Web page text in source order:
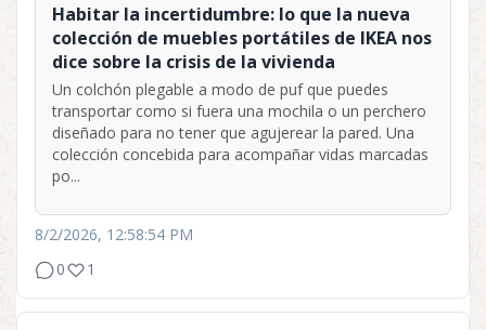
Habitar la incertidumbre: lo que la nueva
colección de muebles portátiles de IKEA nos
dice sobre la crisis de la vivienda
Un colchón plegable a modo de puf que puedes
transportar como si fuera una mochila o un perchero
diseñado para no tener que agujerear la pared. Una
colección concebida para acompañar vidas marcadas
po...
8/2/2026, 12:58:54 PM
0
1